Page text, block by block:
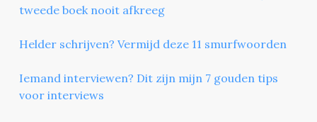
tweede boek nooit afkreeg
Helder schrijven? Vermijd deze 11 smurfwoorden
Iemand interviewen? Dit zijn mijn 7 gouden tips
voor interviews